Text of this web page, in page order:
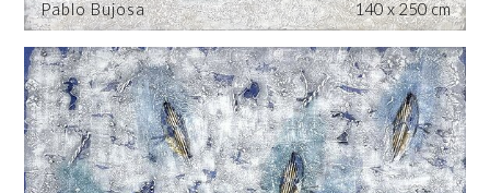
Pablo Bujosa
140 x 250 cm